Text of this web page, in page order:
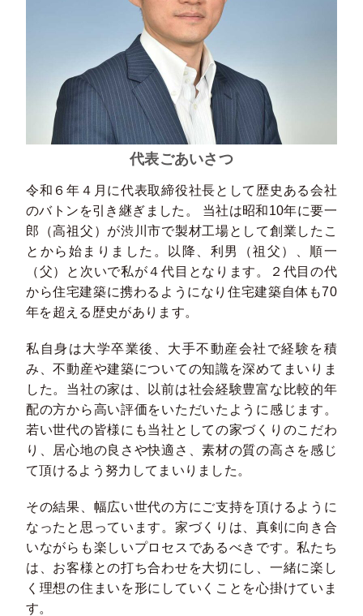
代表ごあいさつ
令和６年４月に代表取締役社長として歴史ある会社
のバトンを引き継ぎました。 当社は昭和10年に要一
郎（高祖父）が渋川市で製材工場として創業したこ
とから始まりました。以降、利男（祖父）、順一
（父）と次いで私が４代目となります。２代目の代
から住宅建築に携わるようになり住宅建築自体も70
年を超える歴史があります。
私自身は大学卒業後、大手不動産会社で経験を積
み、不動産や建築についての知識を深めてまいりま
した。当社の家は、以前は社会経験豊富な比較的年
配の方から高い評価をいただいたように感じます。
若い世代の皆様にも当社としての家づくりのこだわ
り、居心地の良さや快適さ、素材の質の高さを感じ
て頂けるよう努力してまいりました。
その結果、幅広い世代の方にご支持を頂けるように
なったと思っています。家づくりは、真剣に向き合
いながらも楽しいプロセスであるべきです。私たち
は、お客様との打ち合わせを大切にし、一緒に楽し
く理想の住まいを形にしていくことを心掛けていま
す。